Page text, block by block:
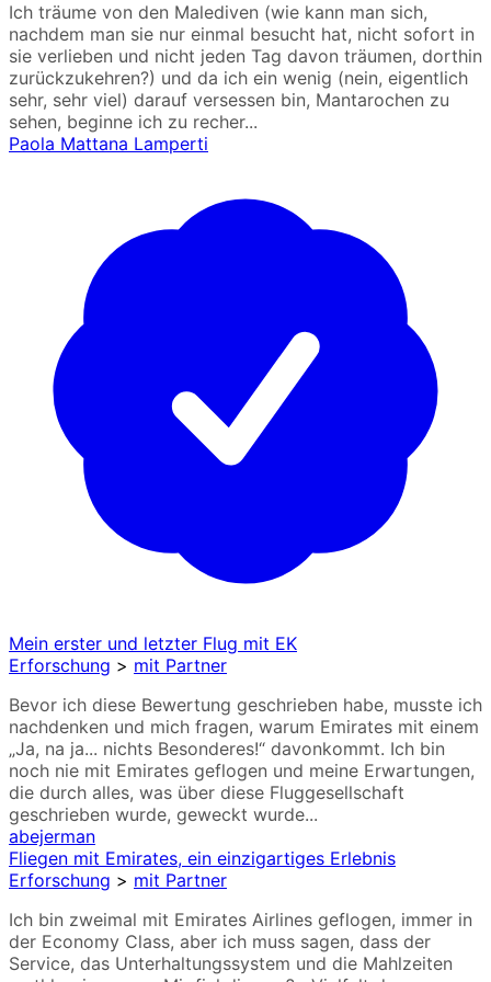
Ich träume von den Malediven (wie kann man sich,
nachdem man sie nur einmal besucht hat, nicht sofort in
sie verlieben und nicht jeden Tag davon träumen, dorthin
zurückzukehren?) und da ich ein wenig (nein, eigentlich
sehr, sehr viel) darauf versessen bin, Mantarochen zu
sehen, beginne ich zu recher...
Paola Mattana Lamperti
Mein erster und letzter Flug mit EK
Erforschung > mit Partner
Bevor ich diese Bewertung geschrieben habe, musste ich
nachdenken und mich fragen, warum Emirates mit einem
„Ja, na ja... nichts Besonderes!“ davonkommt. Ich bin
noch nie mit Emirates geflogen und meine Erwartungen,
die durch alles, was über diese Fluggesellschaft
geschrieben wurde, geweckt wurde...
abejerman
Fliegen mit Emirates, ein einzigartiges Erlebnis
Erforschung > mit Partner
Ich bin zweimal mit Emirates Airlines geflogen, immer in
der Economy Class, aber ich muss sagen, dass der
Service, das Unterhaltungssystem und die Mahlzeiten